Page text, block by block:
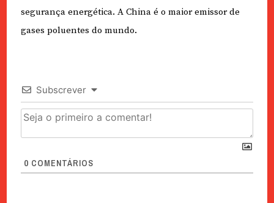
segurança energética. A China é o maior emissor de
gases poluentes do mundo.
Subscrever
0 COMENTÁRIOS